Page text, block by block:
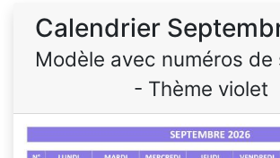
Calendrier
Modèle avec numéros de
- Thème violet